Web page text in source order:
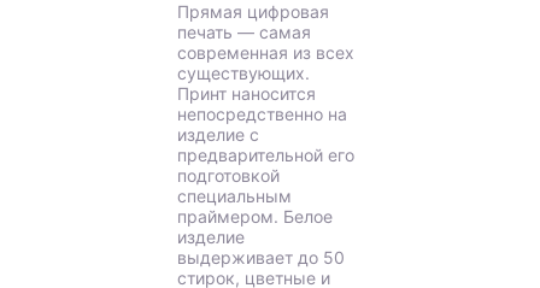
Прямая цифровая
печать — самая
современная из всех
существующих.
Принт наносится
непосредственно на
изделие с
предварительной его
подготовкой
специальным
праймером. Белое
изделие
выдерживает до 50
стирок, цветные и